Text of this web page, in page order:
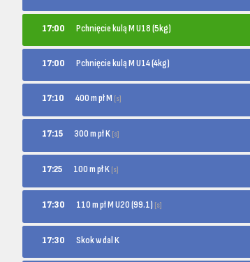
17:00 Pchnięcie kulą M U18 (5kg)
17:00 Pchnięcie kulą M U14 (4kg)
17:10 400 m pł M [s]
17:15 300 m pł K [s]
17:25 100 m pł K [s]
17:30 110 m pł M U20 (99.1) [s]
17:30 Skok w dal K